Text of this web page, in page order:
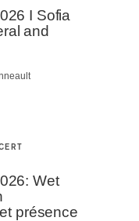
I Sofia
and
Wet
présence